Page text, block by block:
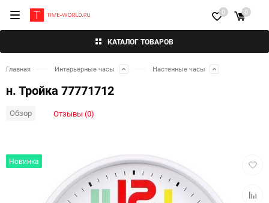
КАТАЛОГ ТОВАРОВ
0 0
Главная Интерьерные часы Настенные часы
н. Тройка 77771712
Обзор Отзывы (0)
Новинка